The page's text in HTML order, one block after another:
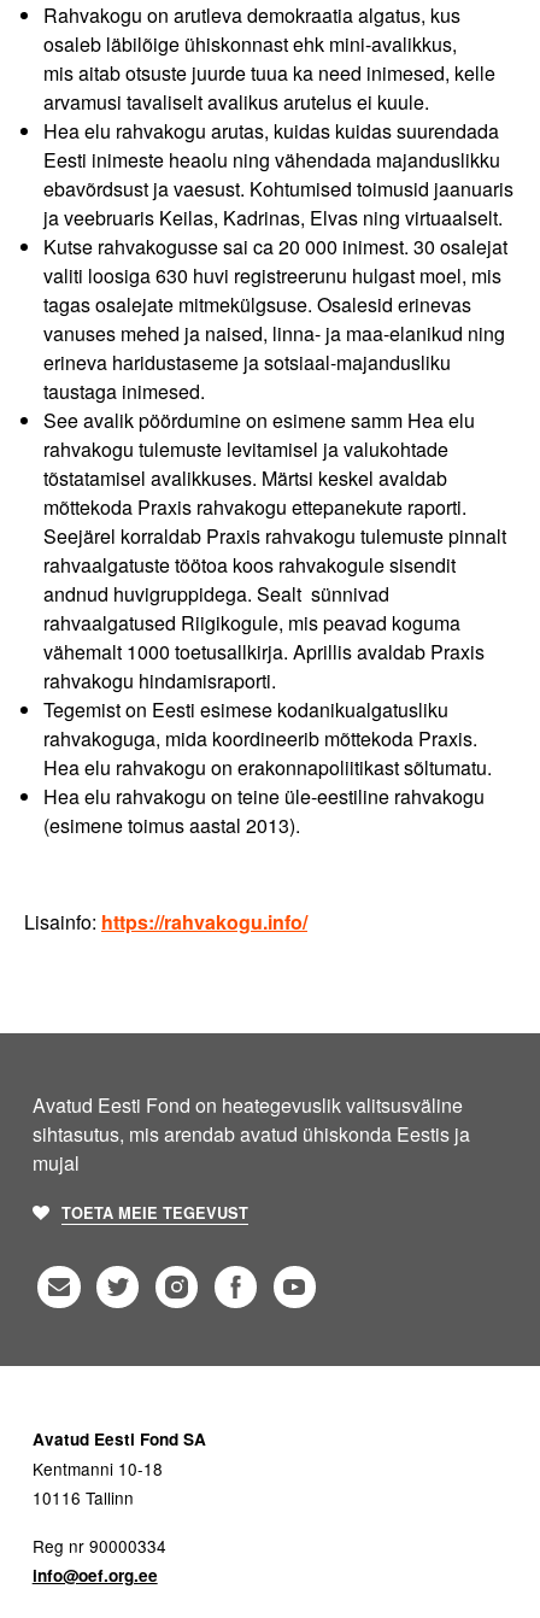
Rahvakogu on arutleva demokraatia algatus, kus
osaleb läbilõige ühiskonnast ehk mini-avalikkus,
mis aitab otsuste juurde tuua ka need inimesed, kelle
arvamusi tavaliselt avalikus arutelus ei kuule.
Hea elu rahvakogu arutas, kuidas kuidas suurendada
Eesti inimeste heaolu ning vähendada majanduslikku
ebavõrdsust ja vaesust. Kohtumised toimusid jaanuaris
ja veebruaris Keilas, Kadrinas, Elvas ning virtuaalselt.
Kutse rahvakogusse sai ca 20 000 inimest. 30 osalejat
valiti loosiga 630 huvi registreerunu hulgast moel, mis
tagas osalejate mitmekülgsuse. Osalesid erinevas
vanuses mehed ja naised, linna- ja maa-elanikud ning
erineva haridustaseme ja sotsiaal-majandusliku
taustaga inimesed.
See avalik pöördumine on esimene samm Hea elu
rahvakogu tulemuste levitamisel ja valukohtade
tõstatamisel avalikkuses. Märtsi keskel avaldab
mõttekoda Praxis rahvakogu ettepanekute raporti.
Seejärel korraldab Praxis rahvakogu tulemuste pinnalt
rahvaalgatuste töötoa koos rahvakogule sisendit
andnud huvigruppidega. Sealt sünnivad
rahvaalgatused Riigikogule, mis peavad koguma
vähemalt 1000 toetusallkirja. Aprillis avaldab Praxis
rahvakogu hindamisraporti.
Tegemist on Eesti esimese kodanikualgatusliku
rahvakoguga, mida koordineerib mõttekoda Praxis.
Hea elu rahvakogu on erakonnapoliitikast sõltumatu.
Hea elu rahvakogu on teine üle-eestiline rahvakogu
(esimene toimus aastal 2013).
Lisainfo: https://rahvakogu.info/
Avatud Eesti Fond on heategevuslik valitsusväline
sihtasutus, mis arendab avatud ühiskonda Eestis ja
mujal
TOETA MEIE TEGEVUST
Avatud Eesti Fond SA
Kentmanni 10-18
10116 Tallinn
Reg nr 90000334
info@oef.org.ee